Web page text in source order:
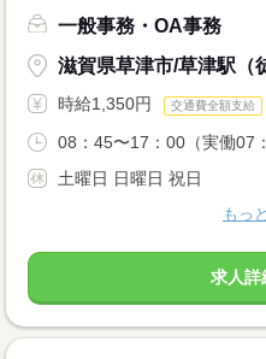
一般事務・OA事務
滋賀県草津市/草津駅（
時給1,350円 交通費全額支給
08：45〜17：00（実働07
土曜日 日曜日 祝日
もっ
求人詳